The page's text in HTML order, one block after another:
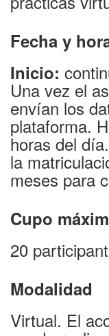
Fecha y
Inicio:
Una vez el
envían los
plataforma.
horas del día.
la
meses para
Cupo
20
Modalidad
Virtual. El